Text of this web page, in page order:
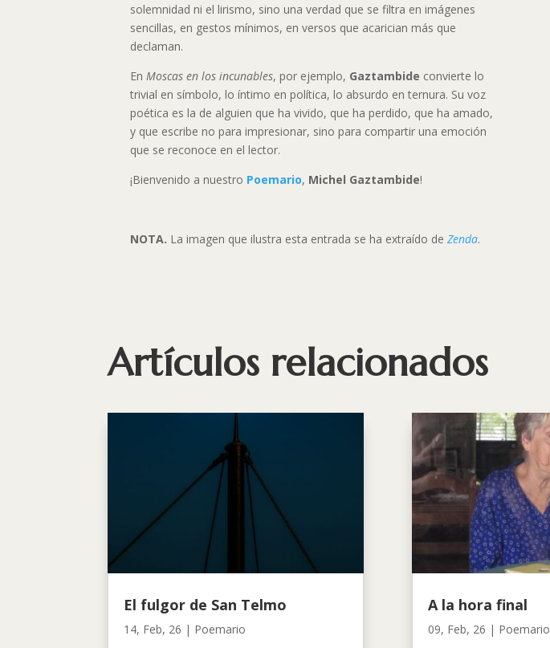
solemnidad ni el lirismo, sino una verdad que se filtra en imágenes
sencillas, en gestos mínimos, en versos que acarician más que
declaman.
EnMoscas en los incunables, por ejemplo, Gaztambide convierte lo
trivial en símbolo, lo íntimo en política, lo absurdo en ternura. Su voz
poética es la de alguien que ha vivido, que ha perdido, que ha amado,
y que escribe no para impresionar, sino para compartir una emoción
que se reconoce en el lector.
¡Bienvenido a nuestro Poemario, Michel Gaztambide!
NOTA. La imagen que ilustra esta entrada se ha extraído deZenda.
Artículos relacionados
El fulgor de San Telmo
14, Feb, 26 | Poemario
A la hora final
09, Feb, 26 | Poemario